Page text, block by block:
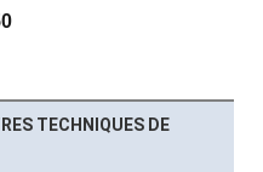
TECHNIQUES DE